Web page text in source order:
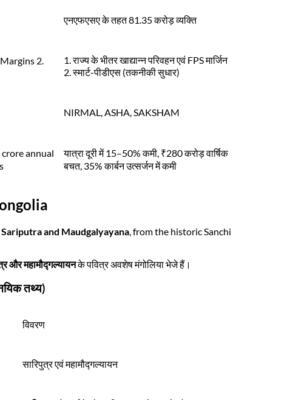
एनएफएसए के तहत 81.35 करोड़ व्यक्ति
2.
1. राज्य के भीतर खाद्यान्न परिवहन एवं FPS मार्जिन
2. स्मार्ट-पीडीएस (तकनीकी सुधार)
NIRMAL, ASHA, SAKSHAM
annual
यात्रा दूरी में 15–50% कमी, ₹280 करोड़ वार्षिक
बचत, 35% कार्बन उत्सर्जन में कमी
Sariputra and Maudgalyayana , from the historic Sanchi
और महामौद्गल्यायनके पवित्र अवशेष मंगोलिया भेजे हैं।
तथ्य)
विवरण
सारिपुत्र एवं महामौद्गल्यायन